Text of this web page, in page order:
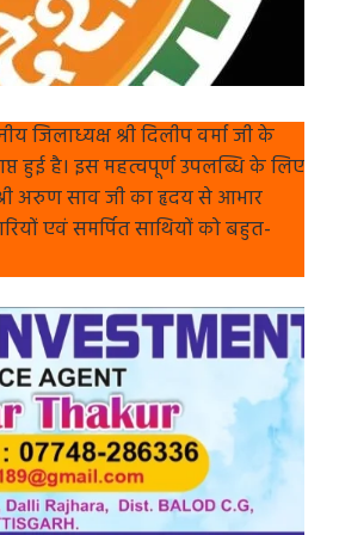
जिलाध्यक्ष श्री दिलीप वर्मा जी के
हुई है। इस महत्वपूर्ण उपलब्धि के लिए
अरुण साव जी का हृदय से आभार